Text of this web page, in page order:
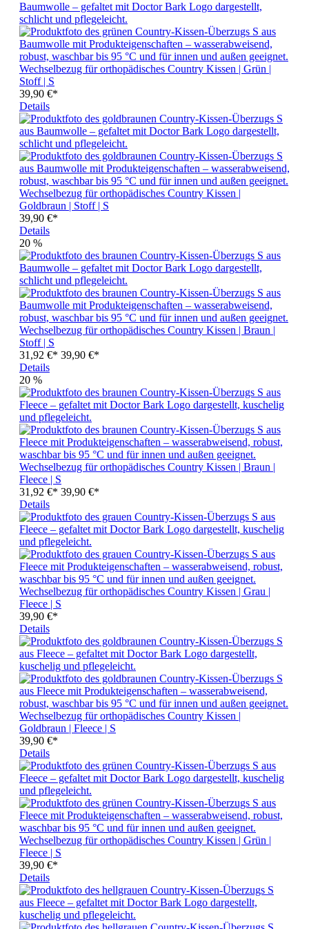
Wechselbezug für orthopädisches Country Kissen | Grün |
Stoff | S
39,90 €*
Details
Wechselbezug für orthopädisches Country Kissen |
Goldbraun | Stoff | S
39,90 €*
Details
20 %
Wechselbezug für orthopädisches Country Kissen | Braun |
Stoff | S
31,92 €* 39,90 €*
Details
20 %
Wechselbezug für orthopädisches Country Kissen | Braun |
Fleece | S
31,92 €* 39,90 €*
Details
Wechselbezug für orthopädisches Country Kissen | Grau |
Fleece | S
39,90 €*
Details
Wechselbezug für orthopädisches Country Kissen |
Goldbraun | Fleece | S
39,90 €*
Details
Wechselbezug für orthopädisches Country Kissen | Grün |
Fleece | S
39,90 €*
Details